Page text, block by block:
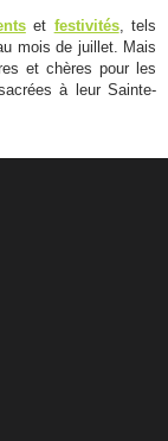
et festivités, tels
mois de juillet. Mais
et chères pour les
à leur Sainte-